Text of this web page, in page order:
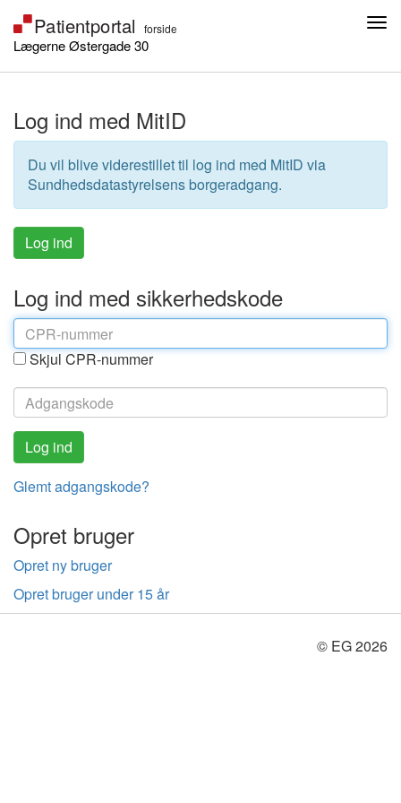
Lægerne Østergade 30
Log ind med MitID
Du vil blive viderestillet til log ind med MitID via
Sundhedsdatastyrelsens borgeradgang.
Log ind med sikkerhedskode
Skjul CPR-nummer
Glemt adgangskode?
Opret bruger
Opret ny bruger
Opret bruger under 15 år
© EG 2026